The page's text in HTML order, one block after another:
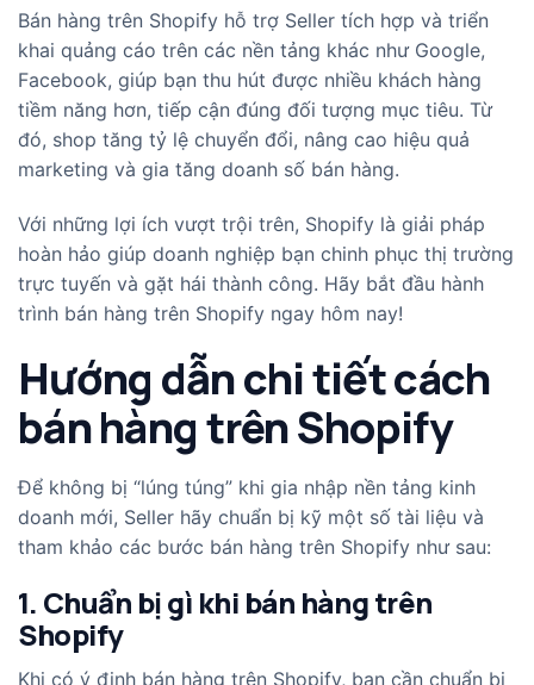
Bán hàng trên Shopify hỗ trợ Seller tích hợp và triển
khai quảng cáo trên các nền tảng khác như Google,
Facebook, giúp bạn thu hút được nhiều khách hàng
tiềm năng hơn, tiếp cận đúng đối tượng mục tiêu. Từ
đó, shop tăng tỷ lệ chuyển đổi, nâng cao hiệu quả
marketing và gia tăng doanh số bán hàng.
Với những lợi ích vượt trội trên, Shopify là giải pháp
hoàn hảo giúp doanh nghiệp bạn chinh phục thị trường
trực tuyến và gặt hái thành công. Hãy bắt đầu hành
trình bán hàng trên Shopify ngay hôm nay!
Hướng dẫn chi tiết cách
bán hàng trên Shopify
Để không bị “lúng túng” khi gia nhập nền tảng kinh
doanh mới, Seller hãy chuẩn bị kỹ một số tài liệu và
tham khảo các bước bán hàng trên Shopify như sau:
1. Chuẩn bị gì khi bán hàng trên
Shopify
Khi có ý định bán hàng trên Shopify, bạn cần chuẩn bị